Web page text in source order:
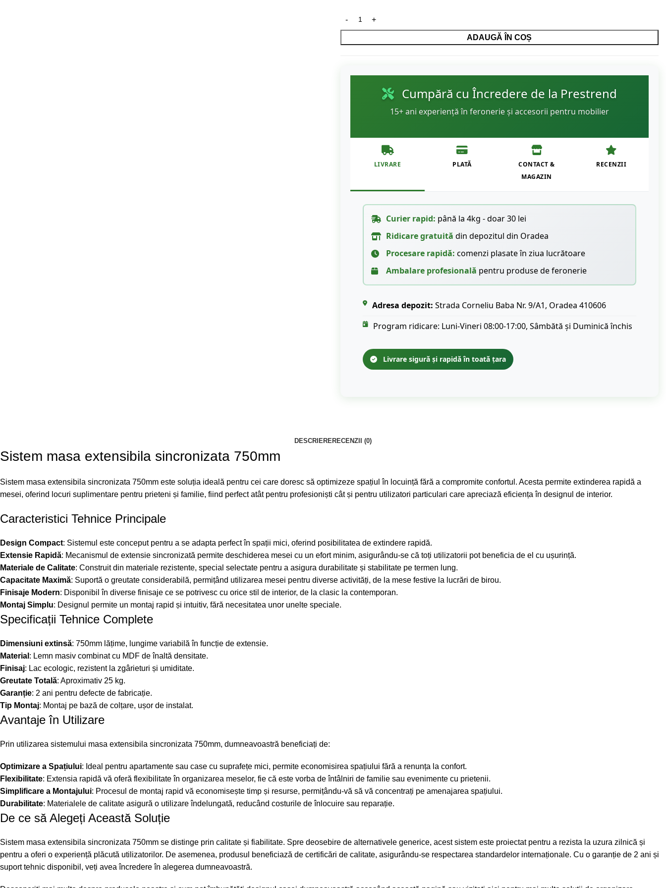
ADAUGĂ ÎN COȘ
Cumpără cu Încredere de la Prestrend
15+ ani experiență în feronerie și accesorii pentru mobilier
LIVRARE PLATĂ
CONTACT &
MAGAZIN
RECENZII
Curier rapid: până la 4kg - doar 30 lei
Ridicare gratuită din depozitul din Oradea
Procesare rapidă: comenzi plasate în ziua lucrătoare
Ambalare profesională pentru produse de feronerie
Adresa depozit: Strada Corneliu Baba Nr. 9/A1, Oradea 410606
Program ridicare: Luni-Vineri 08:00-17:00, Sâmbătă și Duminică închis
Livrare sigură și rapidă în toată țara
DESCRIERERECENZII (0)
Sistem masa extensibila sincronizata 750mm
Sistem masa extensibila sincronizata 750mm este soluția ideală pentru cei care doresc să optimizeze spațiul în locuință fără a compromite confortul. Acesta permite extinderea rapidă a
mesei, oferind locuri suplimentare pentru prieteni și familie, fiind perfect atât pentru profesioniști cât și pentru utilizatori particulari care apreciază eficiența în designul de interior.
Caracteristici Tehnice Principale
Design Compact: Sistemul este conceput pentru a se adapta perfect în spații mici, oferind posibilitatea de extindere rapidă.
Extensie Rapidă: Mecanismul de extensie sincronizată permite deschiderea mesei cu un efort minim, asigurându-se că toți utilizatorii pot beneficia de el cu ușurință.
Materiale de Calitate: Construit din materiale rezistente, special selectate pentru a asigura durabilitate și stabilitate pe termen lung.
Capacitate Maximă: Suportă o greutate considerabilă, permițând utilizarea mesei pentru diverse activități, de la mese festive la lucrări de birou.
Finisaje Modern: Disponibil în diverse finisaje ce se potrivesc cu orice stil de interior, de la clasic la contemporan.
Montaj Simplu: Designul permite un montaj rapid și intuitiv, fără necesitatea unor unelte speciale.
Specificații Tehnice Complete
Dimensiuni extinsă: 750mm lățime, lungime variabilă în funcție de extensie.
Material : Lemn masiv combinat cu MDF de înaltă densitate.
Finisaj: Lac ecologic, rezistent la zgârieturi și umiditate.
Greutate Totală: Aproximativ 25 kg.
Garanție: 2 ani pentru defecte de fabricație.
Tip Montaj: Montaj pe bază de colțare, ușor de instalat.
Avantaje în Utilizare
Prin utilizarea sistemului masa extensibila sincronizata 750mm, dumneavoastră beneficiați de:
Optimizare a Spațiului: Ideal pentru apartamente sau case cu suprafețe mici, permite economisirea spațiului fără a renunța la confort.
Flexibilitate: Extensia rapidă vă oferă flexibilitate în organizarea meselor, fie că este vorba de întâlniri de familie sau evenimente cu prietenii.
Simplificare a Montajului: Procesul de montaj rapid vă economisește timp și resurse, permițându-vă să vă concentrați pe amenajarea spațiului.
Durabilitate: Materialele de calitate asigură o utilizare îndelungată, reducând costurile de înlocuire sau reparație.
De ce să Alegeți Această Soluție
Sistem masa extensibila sincronizata 750mm se distinge prin calitate și fiabilitate. Spre deosebire de alternativele generice, acest sistem este proiectat pentru a rezista la uzura zilnică și
pentru a oferi o experiență plăcută utilizatorilor. De asemenea, produsul beneficiază de certificări de calitate, asigurându-se respectarea standardelor internaționale. Cu o garanție de 2 ani și
suport tehnic disponibil, veți avea încredere în alegerea dumneavoastră.